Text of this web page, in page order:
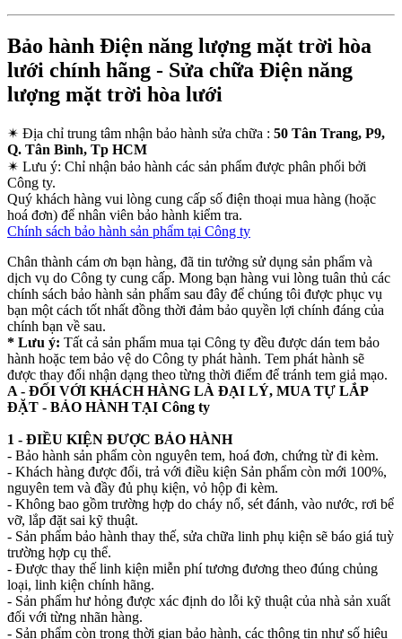
Bảo hành Điện năng lượng mặt trời hòa
lưới chính hãng - Sửa chữa Điện năng
lượng mặt trời hòa lưới
✴ Địa chỉ trung tâm nhận bảo hành sửa chữa : 50 Tân Trang, P9,
Q. Tân Bình, Tp HCM
✴ Lưu ý: Chỉ nhận bảo hành các sản phẩm được phân phối bởi
Công ty.
Quý khách hàng vui lòng cung cấp số điện thoại mua hàng (hoặc
hoá đơn) để nhân viên bảo hành kiểm tra.
Chính sách bảo hành sản phẩm tại Công ty
Chân thành cám ơn bạn hàng, đã tin tưởng sử dụng sản phẩm và
dịch vụ do Công ty cung cấp. Mong bạn hàng vui lòng tuân thủ các
chính sách bảo hành sản phẩm sau đây để chúng tôi được phục vụ
bạn một cách tốt nhất đồng thời đảm bảo quyền lợi chính đáng của
chính bạn về sau.
* Lưu ý: Tất cả sản phẩm mua tại Công ty đều được dán tem bảo
hành hoặc tem bảo vệ do Công ty phát hành. Tem phát hành sẽ
được thay đổi nhận dạng theo từng thời điểm để tránh tem giả mạo.
A - ĐỐI VỚI KHÁCH HÀNG LÀ ĐẠI LÝ, MUA TỰ LẮP
ĐẶT - BẢO HÀNH TẠI Công ty
1 - ĐIỀU KIỆN ĐƯỢC BẢO HÀNH
- Bảo hành sản phẩm còn nguyên tem, hoá đơn, chứng từ đi kèm.
- Khách hàng được đổi, trả với điều kiện Sản phẩm còn mới 100%,
nguyên tem và đầy đủ phụ kiện, vỏ hộp đi kèm.
- Không bao gồm trường hợp do cháy nổ, sét đánh, vào nước, rơi bể
vỡ, lắp đặt sai kỹ thuật.
- Sản phẩm bảo hành thay thế, sửa chữa linh phụ kiện sẽ báo giá tuỳ
trường hợp cụ thể.
- Được thay thế linh kiện miễn phí tương đương theo đúng chủng
loại, linh kiện chính hãng.
- Sản phẩm hư hỏng được xác định do lỗi kỹ thuật của nhà sản xuất
đối với từng nhãn hàng.
- Sản phẩm còn trong thời gian bảo hành, các thông tin như số hiệu